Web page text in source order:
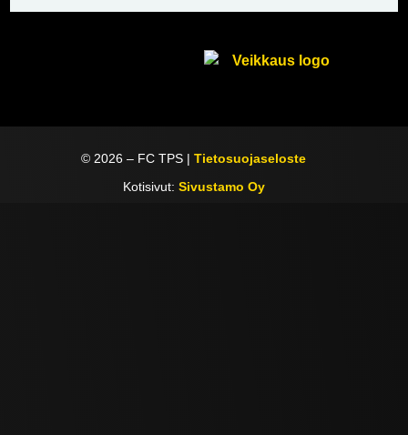
©2026 – FC TPS |Tietosuojaseloste
Kotisivut: Sivustamo Oy